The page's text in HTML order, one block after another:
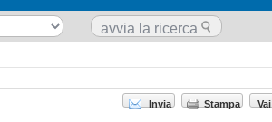
Stampa
Invia